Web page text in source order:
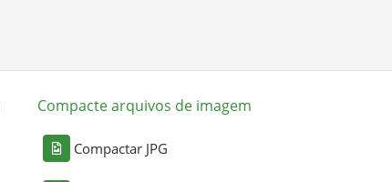
Compacte arquivos de imagem
Compactar JPG